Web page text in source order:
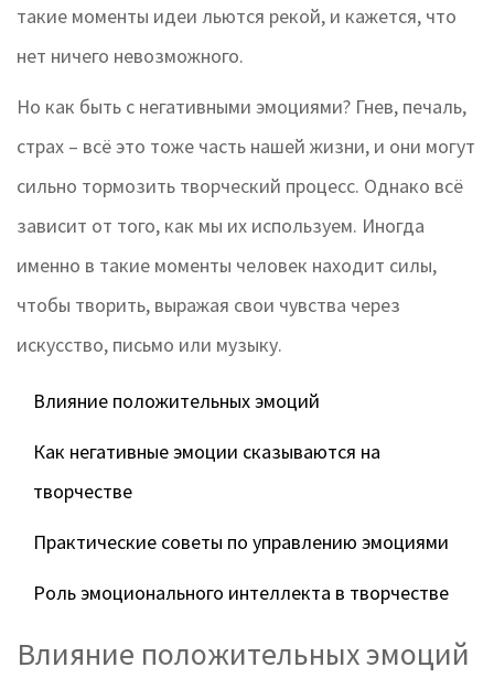
такие моменты идеи льются рекой, и кажется, что
нет ничего невозможного.
Но как быть с негативными эмоциями? Гнев, печаль,
страх – всё это тоже часть нашей жизни, и они могут
сильно тормозить творческий процесс. Однако всё
зависит от того, как мы их используем. Иногда
именно в такие моменты человек находит силы,
чтобы творить, выражая свои чувства через
искусство, письмо или музыку.
Влияние положительных эмоций
Как негативные эмоции сказываются на
творчестве
Практические советы по управлению эмоциями
Роль эмоционального интеллекта в творчестве
Влияние положительных эмоций